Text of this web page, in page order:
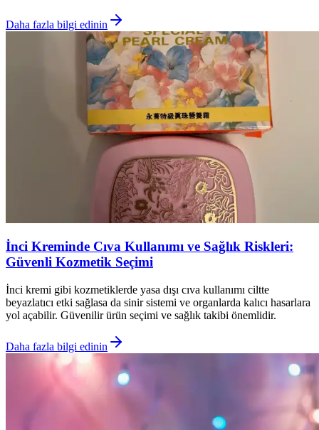
Daha fazla bilgi edinin
İnci Kreminde Cıva Kullanımı ve Sağlık Riskleri:
Güvenli Kozmetik Seçimi
İnci kremi gibi kozmetiklerde yasa dışı cıva kullanımı ciltte
beyazlatıcı etki sağlasa da sinir sistemi ve organlarda kalıcı hasarlara
yol açabilir. Güvenilir ürün seçimi ve sağlık takibi önemlidir.
Daha fazla bilgi edinin